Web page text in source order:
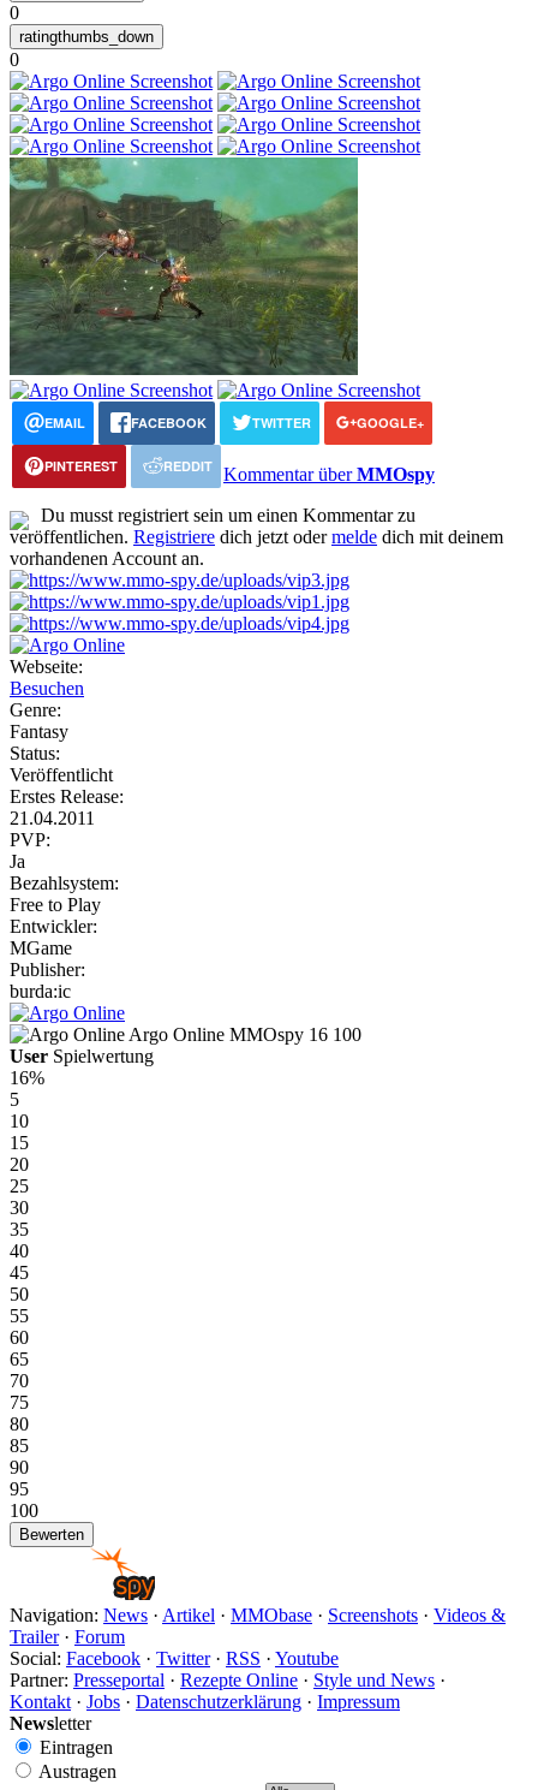
0
0
EMAIL FACEBOOK TWITTER GOOGLE+
PINTEREST REDDIT Kommentar überMMOspy
Du musst registriert sein um einen Kommentar zu
veröffentlichen. Registriere dich jetzt odermelde dich mit deinem
vorhandenen Account an.
Webseite:
Besuchen
Genre:
Fantasy
Status:
Veröffentlicht
Erstes Release:
21.04.2011
PVP:
Ja
Bezahlsystem:
Free to Play
Entwickler:
MGame
Publisher:
burda:ic
Argo Online MMOspy 16 100
User Spielwertung
16%
5
10
15
20
25
30
35
40
45
50
55
60
65
70
75
80
85
90
95
100
Navigation: News · Artikel · MMObase · Screenshots · Videos &
Trailer· Forum
Social: Facebook · Twitter· RSS · Youtube
Partner: Presseportal · Rezepte Online · Style und News ·
Kontakt · Jobs · Datenschutzerklärung · Impressum
Newsletter
Eintragen
Austragen